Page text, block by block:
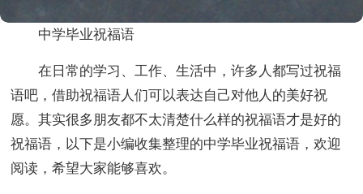
中学毕业祝福语
在日常的学习、工作、生活中，许多人都写过祝福
语吧，借助祝福语人们可以表达自己对他人的美好祝
愿。其实很多朋友都不太清楚什么样的祝福语才是好的
祝福语，以下是小编收集整理的中学毕业祝福语，欢迎
阅读，希望大家能够喜欢。